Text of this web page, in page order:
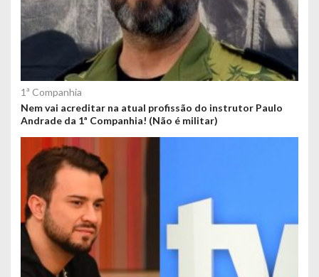
1ª Companhia
Nem vai acreditar na atual profissão do instrutor Paulo
Andrade da 1ª Companhia! (Não é militar)